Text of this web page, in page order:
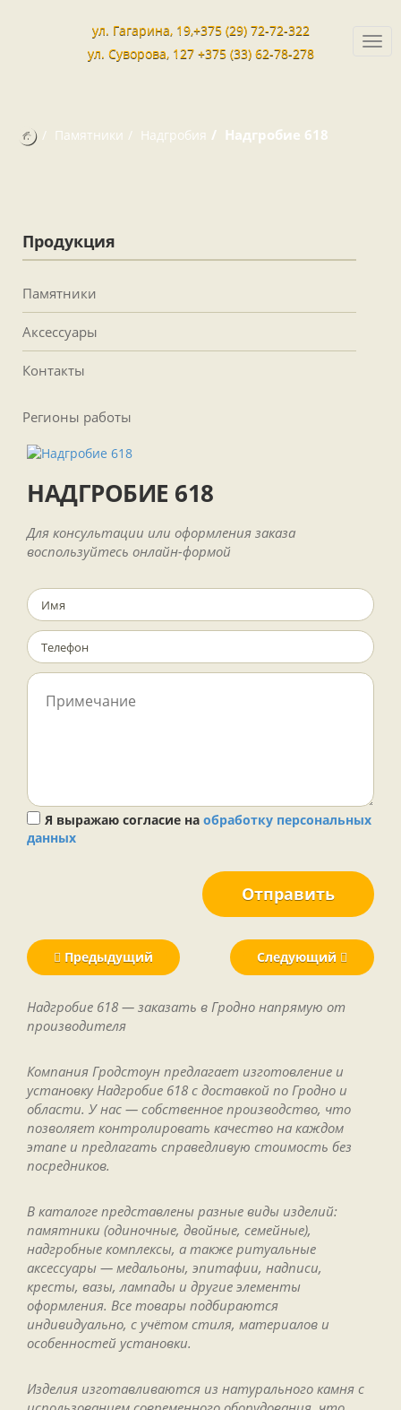
ул. Гагарина, 19,+375 (29) 72-72-322
ул. Суворова, 127 +375 (33) 62-78-278
Памятники Надгробия Надгробие 618
Продукция
Памятники
Аксессуары
Контакты
Регионы работы
НАДГРОБИЕ 618
Для консультации или оформления заказа
воспользуйтесь онлайн-формой
Я выражаю согласие на обработку персональных
данных
Отправить
Предыдущий Следующий
Надгробие 618 — заказать в Гродно напрямую от
производителя
Компания Гродстоун предлагает изготовление и
установку Надгробие 618 с доставкой по Гродно и
области. У нас — собственное производство, что
позволяет контролировать качество на каждом
этапе и предлагать справедливую стоимость без
посредников.
В каталоге представлены разные виды изделий:
памятники (одиночные, двойные, семейные),
надгробные комплексы, а также ритуальные
аксессуары — медальоны, эпитафии, надписи,
кресты, вазы, лампады и другие элементы
оформления. Все товары подбираются
индивидуально, с учётом стиля, материалов и
особенностей установки.
Изделия изготавливаются из натурального камня с